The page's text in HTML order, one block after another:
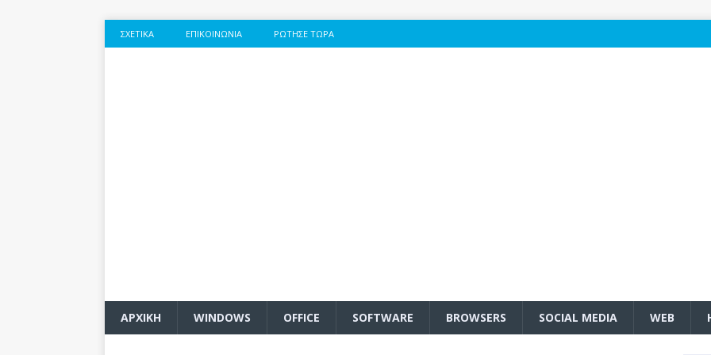
ΣΧΕΤΙΚΆ ΕΠΙΚΟΙΝΩΝΊΑ ΡΏΤΗΣΕ ΤΏΡΑ
ΑΡΧΙΚΗ WINDOWS OFFICE SOFTWARE BROWSERS SOCIAL MEDIA WEB